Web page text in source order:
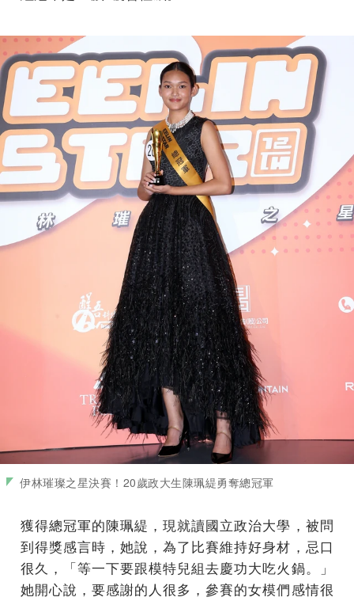
伊林璀璨之星決賽！20歲政大生陳珮緹勇奪總冠軍
獲得總冠軍的陳珮緹，現就讀國立政治大學，被問
到得獎感言時，她說，為了比賽維持好身材，忌口
很久，「等一下要跟模特兒組去慶功大吃火鍋。」
她開心說，要感謝的人很多，參賽的女模們感情很